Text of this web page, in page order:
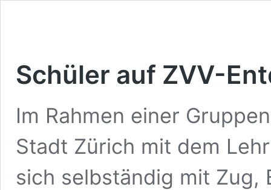
Schüler auf ZVV-
Im Rahmen einer
Stadt Zürich mit dem
sich selbständig mit Zug,